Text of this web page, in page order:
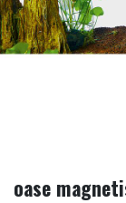
oase